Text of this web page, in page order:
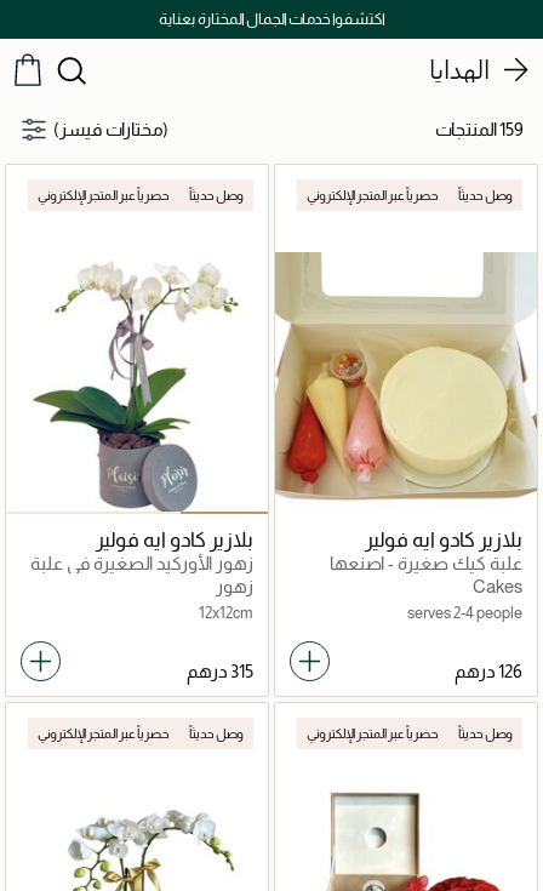
توصيل سريع على جميع الطلبات ما فوق 299 درهم
الهدايا
159 المنتجات (مختارات فيسز)
وصل حديثاً حصرياً عبر المتجر الإلكتروني
بلازير كادو ايه فولير
علبة كيك صغيرة - اصنعها
بنفسك
Cakes
serves 2-4 people
وصل حديثاً حصرياً عبر المتجر الإلكتروني
بلازير كادو ايه فولير
زهور الأوركيد الصغيرة في علبة
مخملية
زهور
12x12cm
وصل حديثاً حصرياً عبر المتجر الإلكتروني وصل حديثاً حصرياً عبر المتجر الإلكتروني